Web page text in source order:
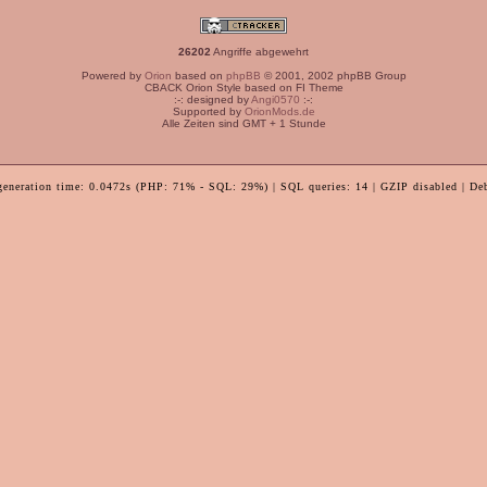
26202 Angriffe abgewehrt
Powered by Orion based on phpBB © 2001, 2002 phpBB Group
CBACK Orion Style based on FI Theme
:-: designed byAngi0570 :-:
Supported by OrionMods.de
Alle Zeiten sind GMT + 1 Stunde
time: 0.0472s (PHP: 71% - SQL: 29%) | SQL queries: 14 | GZIP disabled |